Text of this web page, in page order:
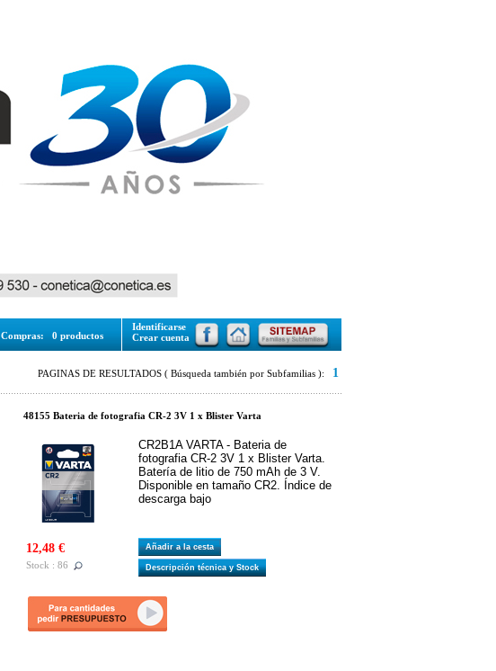
Compras: 0 productos
Identificarse
Crear cuenta
PAGINAS DE RESULTADOS ( Búsqueda también por Subfamilias ): 1
48155 Bateria de fotografia CR-2 3V 1 x Blister Varta
CR2B1A VARTA - Bateria de
fotografia CR-2 3V 1 x Blister Varta.
Batería de litio de 750 mAh de 3 V.
Disponible en tamaño CR2. Índice de
descarga bajo
12,48 €
Stock : 86
Añadir a la cesta
Descripción técnica y Stock